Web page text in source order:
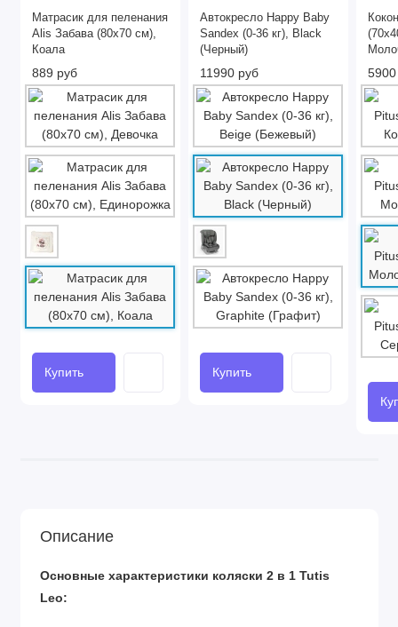
Матрасик для пеленания
Alis Забава (80х70 см),
Коала
889 руб
Купить
Автокресло Happy Baby
Sandex (0-36 кг), Black
(Черный)
11990 руб
Купить
Описание
Основные характеристики коляски 2 в 1 Tutis
Leo: